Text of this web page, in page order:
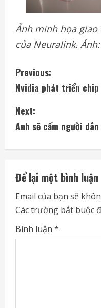
Ảnh minh họa
của Neuralink.
C
o
n
n
u
e
R
Previous:
Nvidia phát triển
Next:
Anh sẽ cấm người
Để lại một bình luận
Email của bạn sẽ
Các trường bắt buộc
Bình luận *